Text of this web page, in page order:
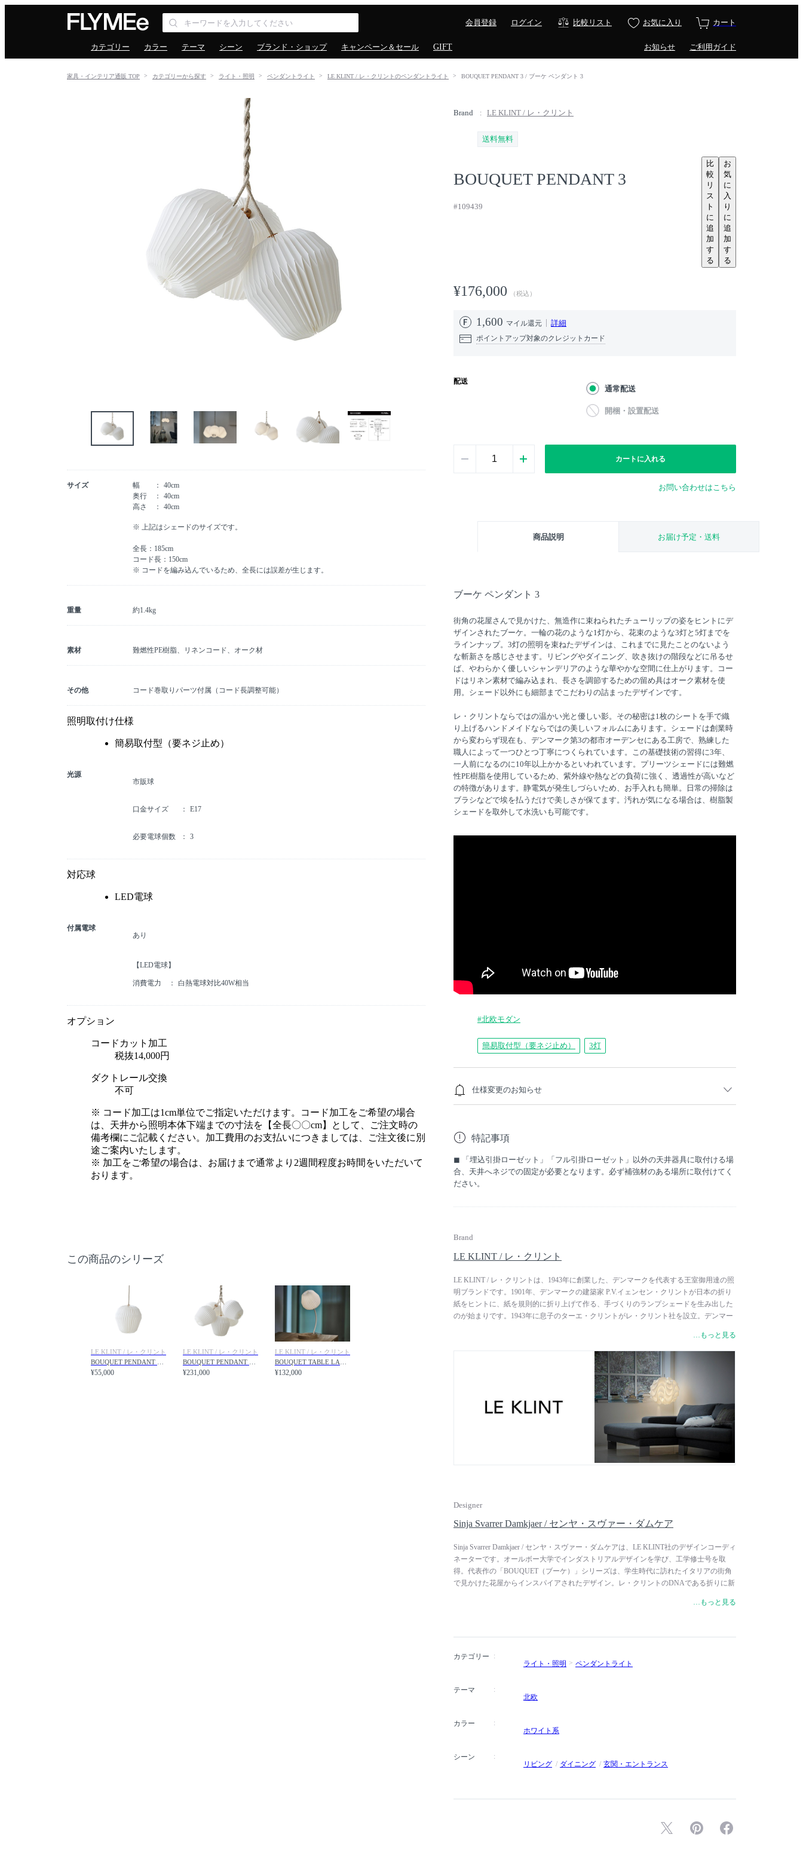
会員登録 ログイン 比較リスト お気に入り カート
カテゴリー カラー テーマ シーン ブランド・ショップ キャンペーン＆セール GIFT お知らせ ご利用ガイド
家具・インテリア通販 TOP カテゴリーから探す ライト・照明 ペンダントライト LE KLINT / レ・クリントのペンダントライト BOUQUET PENDANT 3 / ブーケ ペンダント 3
Brand LE KLINT / レ・クリント
送料無料
BOUQUET PENDANT 3
#109439
比
較
リ
ス
ト
に
追
加
す
る
お
気
に
入
り
に
追
加
す
る
¥176,000 （税込）
1,600 マイル還元 詳細
ポイントアップ対象のクレジットカード
配送
通常配送
開梱・設置配送
カートに入れる
お問い合わせはこちら
商品説明 お届け予定・送料
ブーケ ペンダント 3
街角の花屋さんで見かけた、無造作に束ねられたチューリップの姿をヒントにデ
ザインされたブーケ。一輪の花のような1灯から、花束のような3灯と5灯までを
ラインナップ。3灯の照明を束ねたデザインは、これまでに見たことのないよう
な斬新さを感じさせます。リビングやダイニング、吹き抜けの階段などに吊るせ
ば、やわらかく優しいシャンデリアのような華やかな空間に仕上がります。コー
ドはリネン素材で編み込まれ、長さを調節するための留め具はオーク素材を使
用。シェード以外にも細部までこだわりの詰まったデザインです。
レ・クリントならではの温かい光と優しい影。その秘密は1枚のシートを手で織
り上げるハンドメイドならではの美しいフォルムにあります。シェードは創業時
から変わらず現在も、デンマーク第3の都市オーデンセにある工房で、熟練した
職人によって一つひとつ丁寧につくられています。この基礎技術の習得に3年、
一人前になるのに10年以上かかるといわれています。プリーツシェードには難燃
性PE樹脂を使用しているため、紫外線や熱などの負荷に強く、透過性が高いなど
の特徴があります。静電気が発生しづらいため、お手入れも簡単。日常の掃除は
ブラシなどで埃を払うだけで美しさが保てます。汚れが気になる場合は、樹脂製
シェードを取外して水洗いも可能です。
#北欧モダン
簡易取付型（要ネジ止め） 3灯
仕様変更のお知らせ
【LED電球】に変更となります。
特記事項
◼︎ 「埋込引掛ローゼット」「フル引掛ローゼット」以外の天井器具に取付ける場
合、天井へネジでの固定が必要となります。必ず補強材のある場所に取付けてく
ださい。
Brand
LE KLINT / レ・クリント
LE KLINT / レ・クリントは、1943年に創業した、デンマークを代表する王室御用達の照
明ブランドです。1901年、デンマークの建築家 P.V.イェンセン・クリントが日本の折り
紙をヒントに、紙を規則的に折り上げて作る、手づくりのランプシェードを生み出した
のが始まりです。1943年に息子のターエ・クリントがレ・クリント社を設立。デンマー
ーエの弟）によって世界的ブランドとして成長し、2003年にはデンマーク王室御用達に
選定されました。長く厳しい冬を過ごす北欧の生活の中で磨かれてきたデザインや伝統
の技術は、時代を超えて大切に受け継がれ、現在でも創業の地デンマークにて、職人の
手仕事による製造を守ることを信念としています。
…もっと見る
Designer
Sinja Svarrer Damkjaer / センヤ・スヴァー・ダムケア
Sinja Svarrer Damkjaer / センヤ・スヴァー・ダムケアは、LE KLINT社のデザインコーディ
ネーターです。オールボー大学でインダストリアルデザインを学び、工学修士号を取
得。代表作の「BOUQUET（ブーケ）」シリーズは、学生時代に訪れたイタリアの街角
で見かけた花屋からインスパイアされたデザイン。レ・クリントのDNAである折りに新
…もっと見る
カテゴリー
ライト・照明
ペンダントライト
テーマ
北欧
カラー
ホワイト系
シーン
リビング
ダイニング 玄関・エントランス
サイズ 幅
40cm
奥行
40cm
高さ
40cm
※ 上記はシェードのサイズです。
全長：185cm
コード長：150cm
※ コードを編み込んでいるため、全長には誤差が生じます。
重量 約1.4kg
素材 難燃性PE樹脂、リネンコード、オーク材
その他 コード巻取りパーツ付属（コード長調整可能）
照明取付け仕様
簡易取付型（要ネジ止め）
光源
市販球
口金サイズ E17
必要電球個数 3
対応球
LED電球
付属電球
あり
【LED電球】
消費電力 白熱電球対比40W相当
オプション
コードカット加工
税抜14,000円
ダクトレール交換
不可
※ コード加工は1cm単位でご指定いただけます。コード加工をご希望の場合
は、天井から照明本体下端までの寸法を【全長〇〇cm】として、ご注文時の
備考欄にご記載ください。加工費用のお支払いにつきましては、ご注文後に別
途ご案内いたします。
※ 加工をご希望の場合は、お届けまで通常より2週間程度お時間をいただいて
おります。
この商品のシリーズ
LE KLINT / レ・クリント
¥55,000
LE KLINT / レ・クリント
¥231,000
LE KLINT / レ・クリント
¥132,000